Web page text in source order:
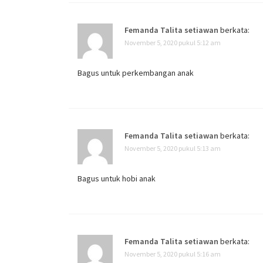
Femanda Talita setiawan berkata:
November 5, 2020 pukul 5:12 am
Bagus untuk perkembangan anak
Femanda Talita setiawan berkata:
November 5, 2020 pukul 5:13 am
Bagus untuk hobi anak
Femanda Talita setiawan berkata:
November 5, 2020 pukul 5:16 am